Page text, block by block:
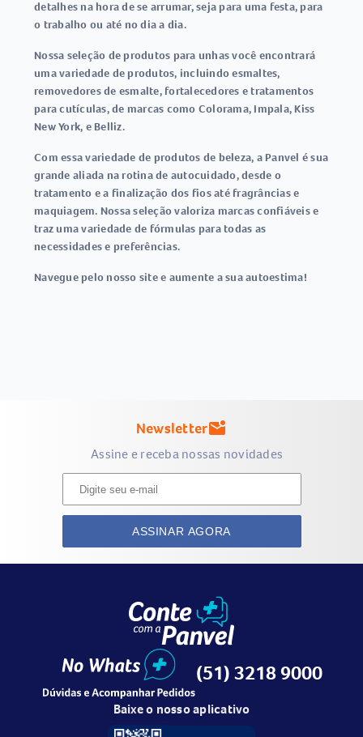
detalhes na hora de se arrumar, seja para uma festa, para
o trabalho ou até no dia a dia.
Nossa seleção de produtos para unhas você encontrará
uma variedade de produtos, incluindo esmaltes,
removedores de esmalte, fortalecedores e tratamentos
para cutículas, de marcas como Colorama, Impala, Kiss
New York, e Belliz.
Com essa variedade de produtos de beleza, a Panvel é sua
grande aliada na rotina de autocuidado, desde o
tratamento e a finalização dos fios até fragrâncias e
maquiagem. Nossa seleção valoriza marcas confiáveis e
traz uma variedade de fórmulas para todas as
necessidades e preferências.
Navegue pelo nosso site e aumente a sua autoestima!
Newslettermark_email_unread
Assine e receba nossas novidades
ASSINAR AGORA
(51) 3218 9000
Baixe o nosso aplicativo